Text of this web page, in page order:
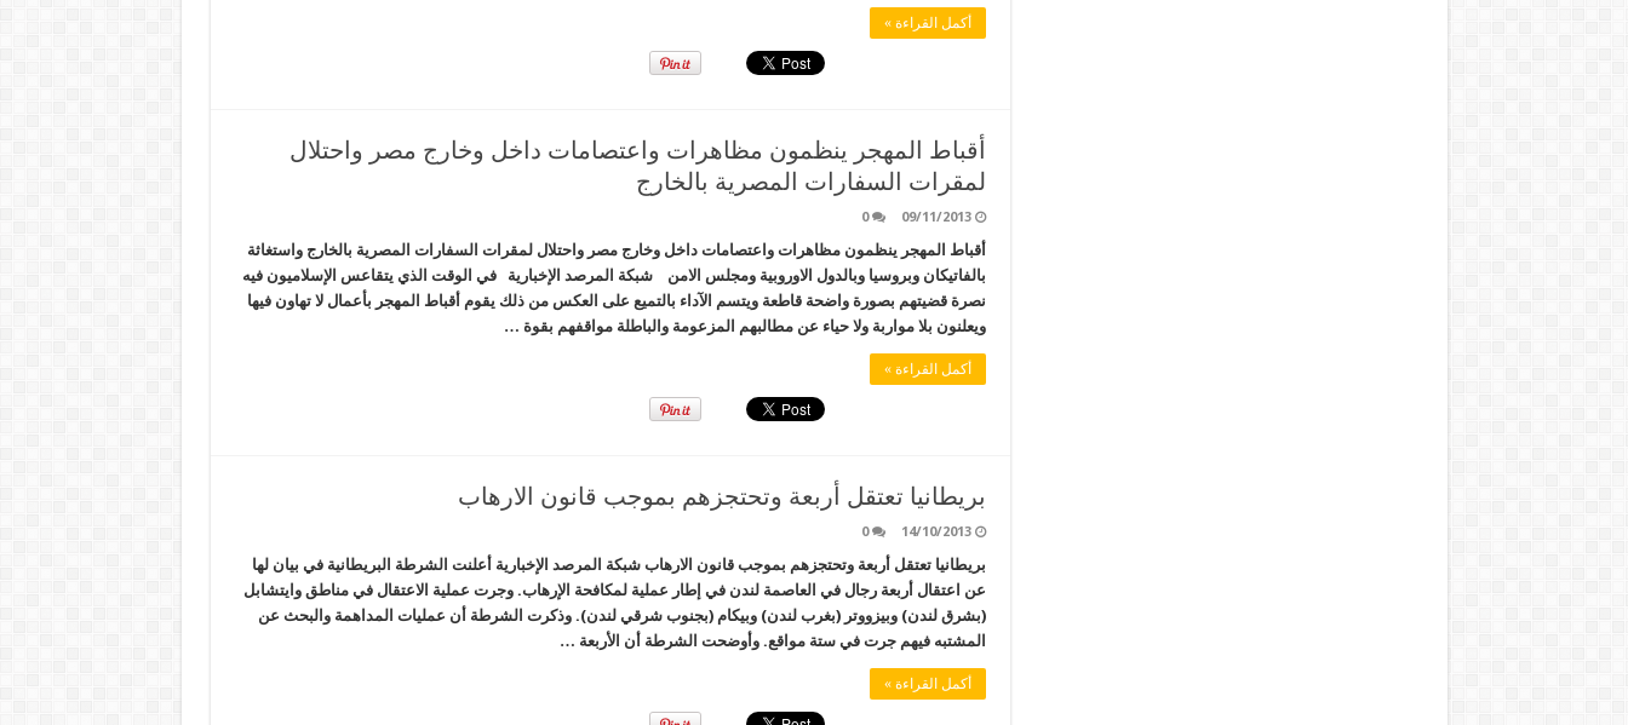
أكمل القراءة »
أقباط المهجر ينظمون مظاهرات واعتصامات داخل وخارج مصر واحتلال
لمقرات السفارات المصرية بالخارج
09/11/2013
0
أقباط المهجر ينظمون مظاهرات واعتصامات داخل وخارج مصر واحتلال لمقرات السفارات المصرية بالخارج واستغاثة
بالفاتيكان وبروسيا وبالدول الاوروبية ومجلس الامن شبكة المرصد الإخبارية في الوقت الذي يتقاعس الإسلاميون فيه
نصرة قضيتهم بصورة واضحة قاطعة ويتسم الآداء بالتميع على العكس من ذلك يقوم أقباط المهجر بأعمال لا تهاون فيها
ويعلنون بلا مواربة ولا حياء عن مطالبهم المزعومة والباطلة مواقفهم بقوة …
أكمل القراءة »
بريطانيا تعتقل أربعة وتحتجزهم بموجب قانون الارهاب
14/10/2013
0
بريطانيا تعتقل أربعة وتحتجزهم بموجب قانون الارهاب شبكة المرصد الإخبارية أعلنت الشرطة البريطانية في بيان لها
عن اعتقال أربعة رجال في العاصمة لندن في إطار عملية لمكافحة الإرهاب. وجرت عملية الاعتقال في مناطق وايتشابل
(بشرق لندن) وبيزووتر (بغرب لندن) وبيكام (بجنوب شرقي لندن). وذكرت الشرطة أن عمليات المداهمة والبحث عن
المشتبه فيهم جرت في ستة مواقع. وأوضحت الشرطة أن الأربعة …
أكمل القراءة »